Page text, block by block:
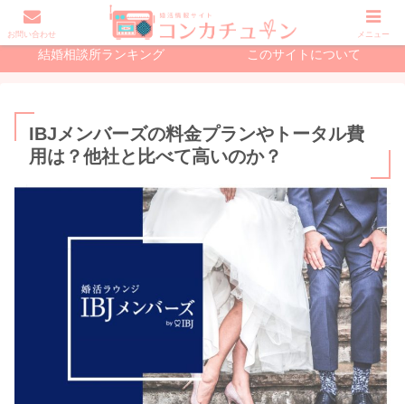
初めての婚活で読む記事 結婚相談所の記事
結婚相談所ランキング このサイトについて
IBJメンバーズの料金プランやトータル費
用は？他社と比べて高いのか？
お問い合わせ メニュー